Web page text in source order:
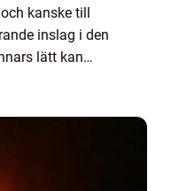
kanske till
inslag i den
lätt kan